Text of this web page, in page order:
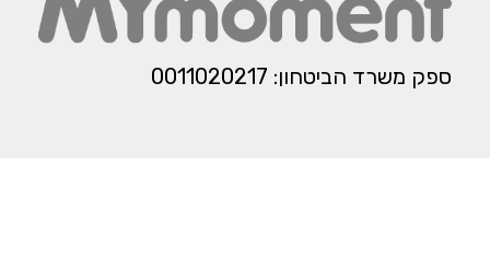
ספק משרד הביטחון: 0011020217​​